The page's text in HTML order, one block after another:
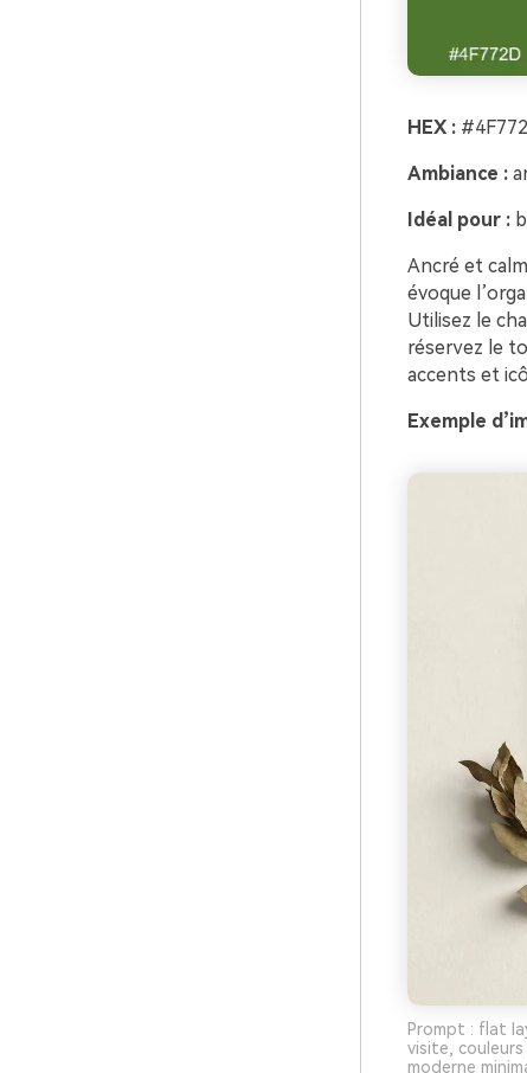
HEX :
Ambiance :
Idéal pour :
Ancré et
évoque
Utilisez le
réservez le
accents et
Exemple
Prompt : flat
visite,
moderne